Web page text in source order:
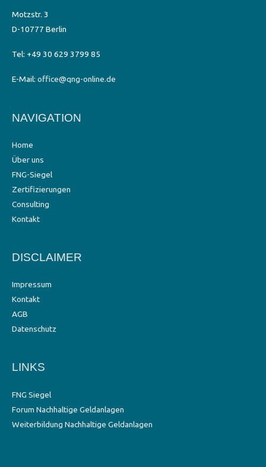
Motzstr. 3
D-10777 Berlin
Tel: +49 30 629 3799 85
E-Mail: office@qng-online.de
NAVIGATION
Home
Über uns
FNG-Siegel
Zertifizierungen
Consulting
Kontakt
DISCLAIMER
Impressum
Kontakt
AGB
Datenschutz
LINKS
FNG Siegel
Forum Nachhaltige Geldanlagen
Weiterbildung Nachhaltige Geldanlagen